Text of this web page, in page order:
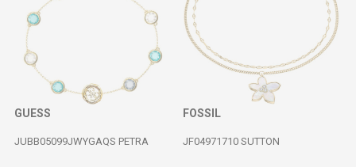
GUESS
JUBB05099JWYGAQS PETRA
FOSSIL
JF04971710 SUTTON